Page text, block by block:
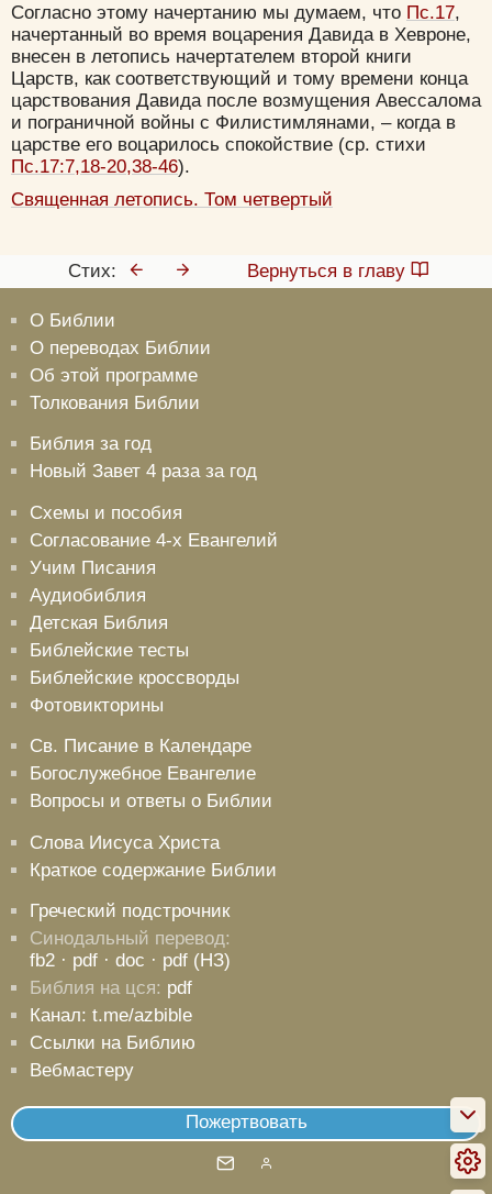
Согласно этому начертанию мы думаем, что Пс.17,
начертанный во время воцарения Давида в Хевроне,
внесен в летопись начертателем второй книги
Царств, как соответствующий и тому времени конца
царствования Давида после возмущения Авессалома
и пограничной войны с Филистимлянами, – когда в
царстве его воцарилось спокойствие (ср. стихи
Пс.17:7,18-20,38-46).
Священная летопись. Том четвертый
Стих: Вернуться в главу
О Библии
О переводах Библии
Об этой программе
Толкования Библии
Библия за год
Новый Завет 4 раза за год
Схемы и пособия
Согласование 4-х Евангелий
Учим Писания
Аудиобиблия
Детская Библия
Библейские тесты
Библейские кроссворды
Фотовикторины
Св. Писание в Календаре
Богослужебное Евангелие
Вопросы и ответы о Библии
Слова Иисуса Христа
Краткое содержание Библии
Греческий подстрочник
Синодальный перевод:
fb2 · pdf · doc · pdf (НЗ)
Библия на цся: pdf
Канал: t.me/azbible
Ссылки на Библию
Вебмастеру
Пожертвовать
ХорошоНет
Вход
Регистрация
Цвет:
Удалить